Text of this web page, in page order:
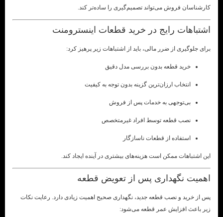
کارشناسان فروش می‌تواند تصمیم‌گیری را ساده‌تر کند.
اشتباهات رایج در خرید قطعات اینسترومنت
برای جلوگیری از ضرر مالی، باید از اشتباهات زیر پرهیز کرد:
خرید قطعه بدون بررسی مدل دقیق
انتخاب ارزان‌ترین گزینه بدون توجه به کیفیت
بی‌توجهی به خدمات پس از فروش
نصب قطعه توسط افراد غیرمتخصص
استفاده از قطعات ناسازگار
این اشتباهات ممکن است هزینه‌های بیشتری در آینده ایجاد کند.
اهمیت نگهداری پس از تعویض قطعه
پس از خرید و نصب قطعه جدید، نگهداری صحیح اهمیت زیادی دارد. رعایت نکات
زیر باعث افزایش عمر قطعه می‌شود: